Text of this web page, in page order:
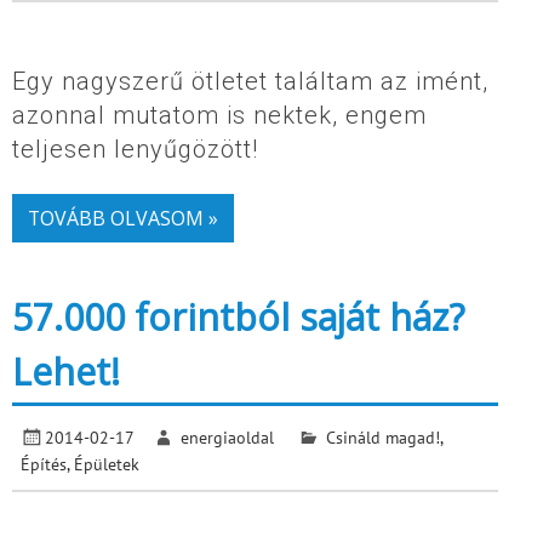
Egy nagyszerű ötletet találtam az imént,
azonnal mutatom is nektek, engem
teljesen lenyűgözött!
TOVÁBB OLVASOM »
57.000 forintból saját ház?
Lehet!
2014-02-17 energiaoldal Csináld magad!,
Építés, Épületek